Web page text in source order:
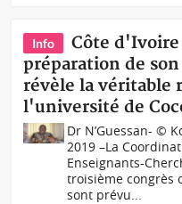
Info
Côte d'Ivoire
préparation de
révèle la véritable
l'université de
Dr N’Guessan- ©
2019 –La
Enseignants-
troisième congrès
sont prévu...